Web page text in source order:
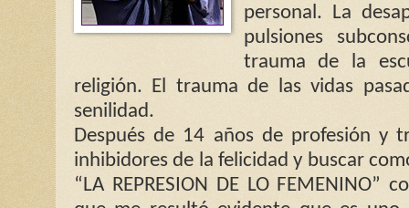
personal. La
pulsiones
trauma de la
religión. El trauma de las vidas
senilidad.
Después de 14 años de profesión y
inhibidores de la felicidad y buscar
“LA REPRESION DE LO FEMENINO”